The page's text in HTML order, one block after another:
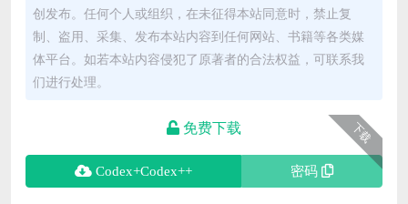
创发布。任何个人或组织，在未征得本站同意时，禁止复
制、盗用、采集、发布本站内容到任何网站、书籍等各类媒
体平台。如若本站内容侵犯了原著者的合法权益，可联系我
们进行处理。
下载
免费下载
Codex+Codex++ 密码